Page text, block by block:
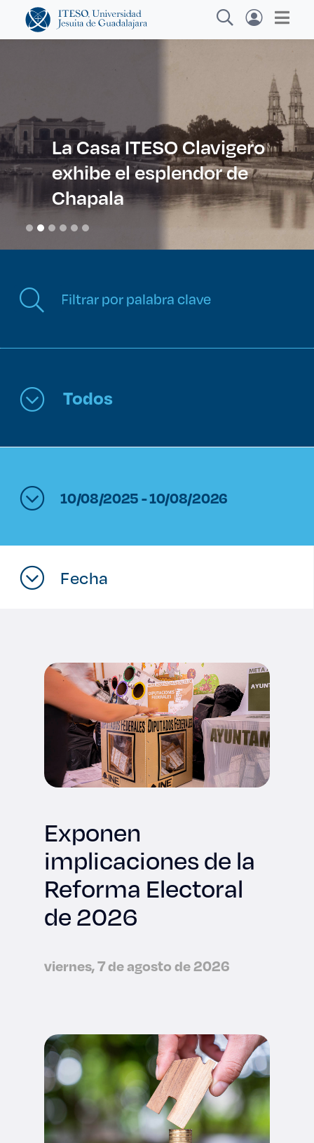
Explora sitios web, programas académicos,
actividades y noticias
Diplomados y Curso
Enlaces de interés
Becas
Derecho
Lo más buscado
Prepa ITESO
Sustentabilidad
La Casa ITESO Clavigero
exhibe el esplendor de
Chapala
Todos
10/08/2025 - 10/08/2026
Fecha
Exponen
implicaciones de la
Reforma Electoral
de 2026
viernes, 7 de agosto de 2026